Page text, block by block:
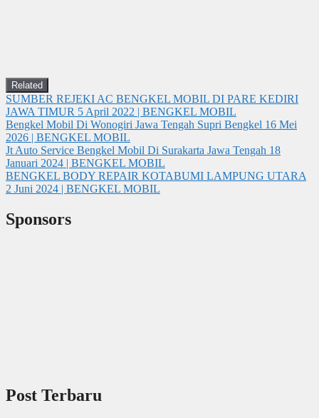
Related
SUMBER REJEKI AC BENGKEL MOBIL DI PARE KEDIRI
JAWA TIMUR 5 April 2022 | BENGKEL MOBIL
Bengkel Mobil Di Wonogiri Jawa Tengah Supri Bengkel 16 Mei
2026 | BENGKEL MOBIL
Jt Auto Service Bengkel Mobil Di Surakarta Jawa Tengah 18
Januari 2024 | BENGKEL MOBIL
BENGKEL BODY REPAIR KOTABUMI LAMPUNG UTARA
2 Juni 2024 | BENGKEL MOBIL
Sponsors
Post Terbaru